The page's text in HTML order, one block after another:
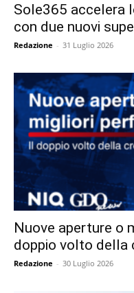
Sole365 accelera
con due nuovi
Redazione - 31 Luglio 2026
Nuove aperture o
doppio volto della
Redazione - 30 Luglio 2026